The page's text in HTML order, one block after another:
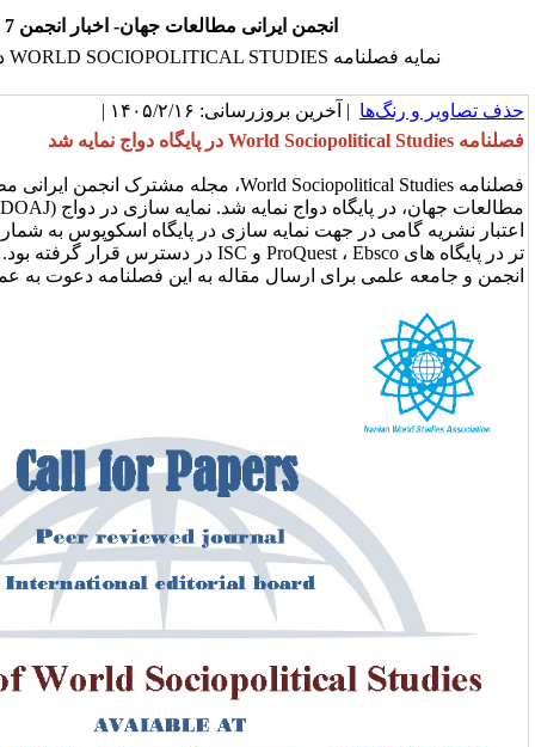
انجمن ایرانی مطالعات جهان- اخبار انجمن 7
بروزرسانی: ۱۴۰۵/۲/۱۶ |
فصلنامه World Sociopolitical Studies، مجله مشترک انجمن ایرانی مطالعات جهان و دانشکده
مطالعات جهان،‌ در پایگاه دواج نمایه شد. نمایه سازی در دواج (DOAJ) ضمن افزودن بر
نمایه سازی در پایگاه اسکوپوس به شمار می رود. این مجله پیش
تر در پایگاه های ProQuest ، Ebsco و ISC در دسترس قرار گرفته بود. از کلیه اعضای محترم
ارسال مقاله به این فصلنامه دعوت به عمل می آید.